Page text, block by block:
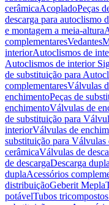
cerâmicaAcopladoPeças
descarga para autoclismo
e montagem a meia-altura
complementaresVedantes
interiorAutoclismos de
Autoclismos de interior
de substituição para
complementaresVálvulas
enchimentoPeças de
enchimentoVálvulas de
de substituição para
interiorVálvulas de
substituição para Válvulas
cerâmicaVálvulas de
de descargaDescarga dupla
duplaAcessórios
distribuiçãoGeberit Mepla
potávelTubos